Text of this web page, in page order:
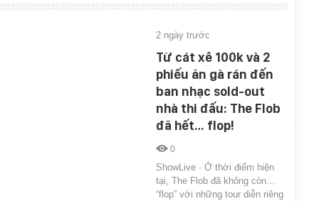
2 ngày trước
Từ cát xê 100k và 2
phiếu ăn gà rán đến
ban nhạc sold-out
nhà thi đấu: The Flob
đã hết… flop!
0
ShowLive · Ở thời điểm hiện
tại, The Flob đã không còn…
“flop” với những tour diễn riêng